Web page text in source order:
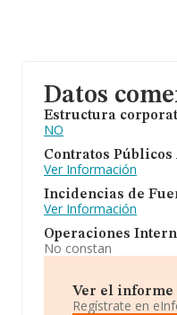
Datos
Estructura
NO
Contratos
Ver Información
Incidencias de
Ver Información
Operaciones
No constan
Ver el informe
Regístrate en